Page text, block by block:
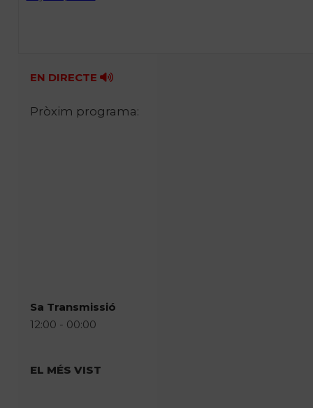
EN DIRECTE
Pròxim programa:
Sa Transmissió
12:00 - 00:00
EL MÉS VIST